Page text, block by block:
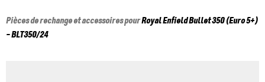
Pièces de rechange et accessoires pourRoyal EnfieldBullet 350 (Euro 5+)
- BLT350/24